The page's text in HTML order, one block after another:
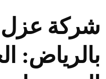
شركة
بالرياض: